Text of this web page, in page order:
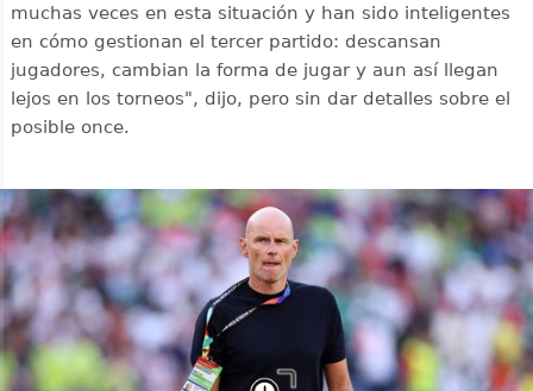
muchas veces en esta situación y han sido inteligentes
en cómo gestionan el tercer partido: descansan
jugadores, cambian la forma de jugar y aun así llegan
lejos en los torneos", dijo, pero sin dar detalles sobre el
posible once.